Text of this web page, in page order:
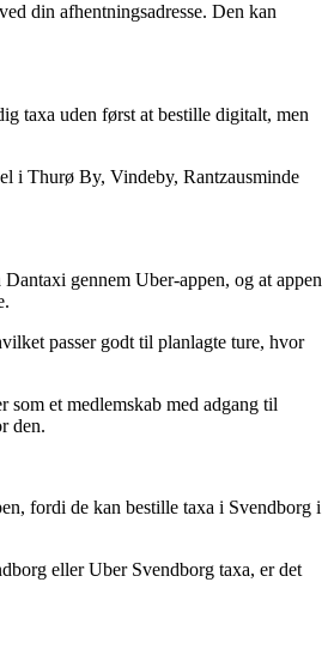
din afhentningsadresse. Den kan
taxa uden først at bestille digitalt, men
i Thurø By, Vindeby, Rantzausminde
gennem Uber-appen, og at appen
passer godt til planlagte ture, hvor
et medlemskab med adgang til
den.
fordi de kan bestille taxa i Svendborg i
eller Uber Svendborg taxa, er det